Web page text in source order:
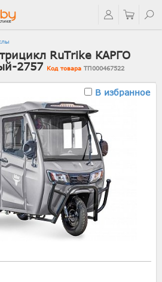
RuTrike КАРГО
2757 Код товара ТП000467522
В избранное